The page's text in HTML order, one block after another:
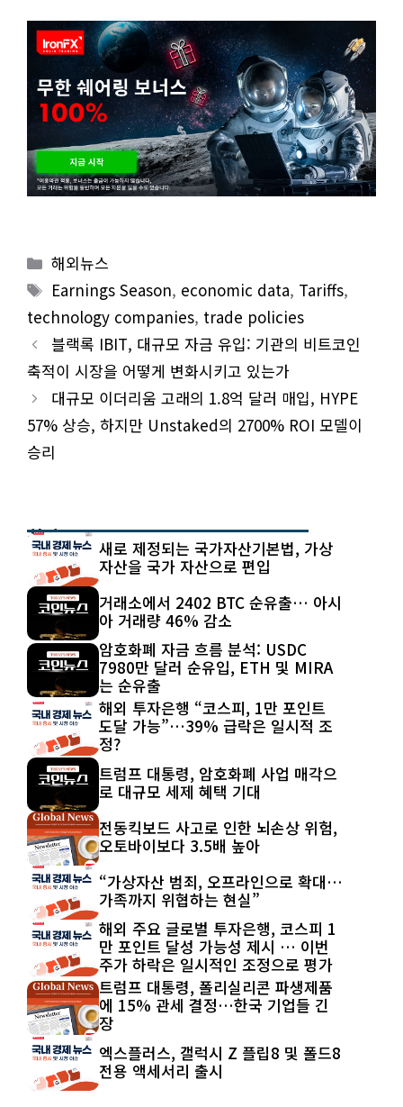
Categories
해외뉴스
Tags
Earnings Season, economic data, Tariffs,
technology companies, trade policies
블랙록 IBIT, 대규모 자금 유입: 기관의 비트코인
축적이 시장을 어떻게 변화시키고 있는가
대규모 이더리움 고래의 1.8억 달러 매입, HYPE
57% 상승, 하지만 Unstaked의 2700% ROI 모델이
승리
최신 글
새로 제정되는 국가자산기본법, 가상
자산을 국가 자산으로 편입
거래소에서 2402 BTC 순유출… 아시
아 거래량 46% 감소
암호화폐 자금 흐름 분석: USDC
7980만 달러 순유입, ETH 및 MIRA
는 순유출
해외 투자은행 “코스피, 1만 포인트
도달 가능”…39% 급락은 일시적 조
정?
트럼프 대통령, 암호화폐 사업 매각으
로 대규모 세제 혜택 기대
전동킥보드 사고로 인한 뇌손상 위험,
오토바이보다 3.5배 높아
“가상자산 범죄, 오프라인으로 확대…
가족까지 위협하는 현실”
해외 주요 글로벌 투자은행, 코스피 1
만 포인트 달성 가능성 제시 … 이번
주가 하락은 일시적인 조정으로 평가
트럼프 대통령, 폴리실리콘 파생제품
에 15% 관세 결정…한국 기업들 긴
장
엑스플러스, 갤럭시 Z 플립8 및 폴드8
전용 액세서리 출시